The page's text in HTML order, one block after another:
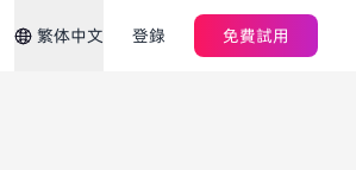
繁体中文 登錄 免費試用